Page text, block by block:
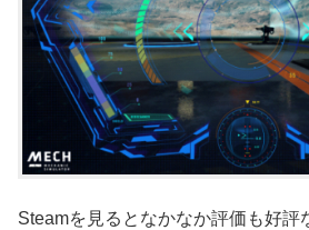
Steamを見るとなかなか評価も好評